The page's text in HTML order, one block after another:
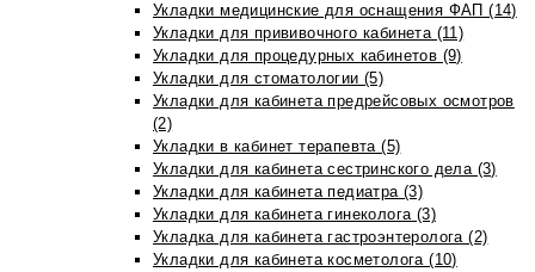
Укладки медицинские для оснащения ФАП (14)
Укладки для прививочного кабинета (11)
Укладки для процедурных кабинетов (9)
Укладки для стоматологии (5)
Укладки для кабинета предрейсовых осмотров
(2)
Укладки в кабинет терапевта (5)
Укладки для кабинета сестринского дела (3)
Укладки для кабинета педиатра (3)
Укладки для кабинета гинеколога (3)
Укладка для кабинета гастроэнтеролога (2)
Укладки для кабинета косметолога (10)